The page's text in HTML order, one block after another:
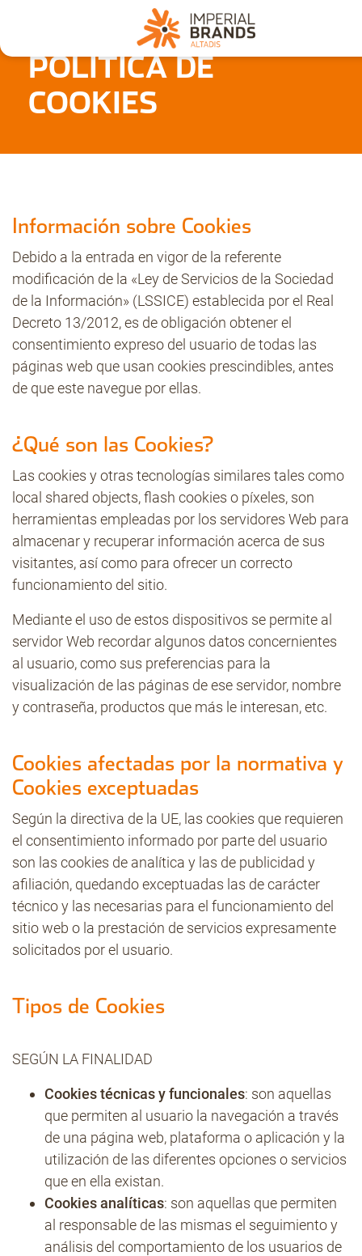
Pregúntanos
Archivo
Estadísticas CMT
POLÍTICA DE
COOKIES
Información sobre Cookies
Debido a la entrada en vigor de la referente
modificación de la «Ley de Servicios de la Sociedad
de la Información» (LSSICE) establecida por el Real
Decreto 13/2012, es de obligación obtener el
consentimiento expreso del usuario de todas las
páginas web que usan cookies prescindibles, antes
de que este navegue por ellas.
¿Qué son las Cookies?
Las cookies y otras tecnologías similares tales como
local shared objects, flash cookies o píxeles, son
herramientas empleadas por los servidores Web para
almacenar y recuperar información acerca de sus
visitantes, así como para ofrecer un correcto
funcionamiento del sitio.
Mediante el uso de estos dispositivos se permite al
servidor Web recordar algunos datos concernientes
al usuario, como sus preferencias para la
visualización de las páginas de ese servidor, nombre
y contraseña, productos que más le interesan, etc.
Cookies afectadas por la normativa y
Cookies exceptuadas
Según la directiva de la UE, las cookies que requieren
el consentimiento informado por parte del usuario
son las cookies de analítica y las de publicidad y
afiliación, quedando exceptuadas las de carácter
técnico y las necesarias para el funcionamiento del
sitio web o la prestación de servicios expresamente
solicitados por el usuario.
Tipos de Cookies
SEGÚN LA FINALIDAD
Cookies técnicas y funcionales: son aquellas
que permiten al usuario la navegación a través
de una página web, plataforma o aplicación y la
utilización de las diferentes opciones o servicios
que en ella existan.
Cookies analíticas: son aquellas que permiten
al responsable de las mismas el seguimiento y
análisis del comportamiento de los usuarios de